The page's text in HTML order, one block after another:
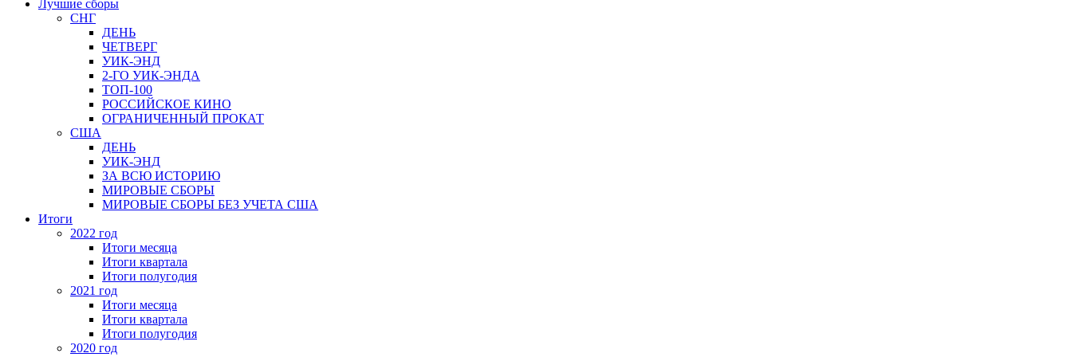
Лучшие сборы
СНГ
ДЕНЬ
ЧЕТВЕРГ
УИК-ЭНД
2-ГО УИК-ЭНДА
ТОП-100
РОССИЙСКОЕ КИНО
ОГРАНИЧЕННЫЙ ПРОКАТ
США
ДЕНЬ
УИК-ЭНД
ЗА ВСЮ ИСТОРИЮ
МИРОВЫЕ СБОРЫ
МИРОВЫЕ СБОРЫ БЕЗ УЧЕТА США
Итоги
2022 год
Итоги месяца
Итоги квартала
Итоги полугодия
2021 год
Итоги месяца
Итоги квартала
Итоги полугодия
2020 год